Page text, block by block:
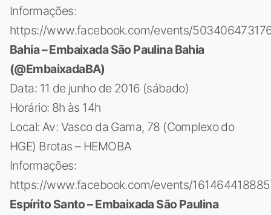
Informações:
https://www.facebook.com/events/
Bahia – Embaixada São Paulina Bahia
(@EmbaixadaBA)
Data: 11 de junho de 2016 (sábado)
Horário: 8h às 14h
Local: Av: Vasco da Gama, 78 (Complexo do
HGE) Brotas – HEMOBA
Informações:
https://www.facebook.com/events/
Espírito Santo – Embaixada São Paulina